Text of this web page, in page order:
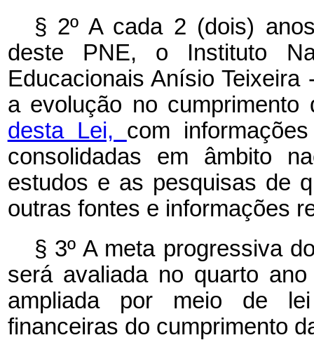
§ 2º A cada 2 (dois)
deste PNE, o Instituto
Educacionais Anísio
a evolução no
desta Lei, com
consolidadas em âmbito
estudos e as pesquisas de
outras fontes e informações
§ 3º A meta progressiva
será avaliada no quarto
ampliada por meio de
financeiras do cumprimento